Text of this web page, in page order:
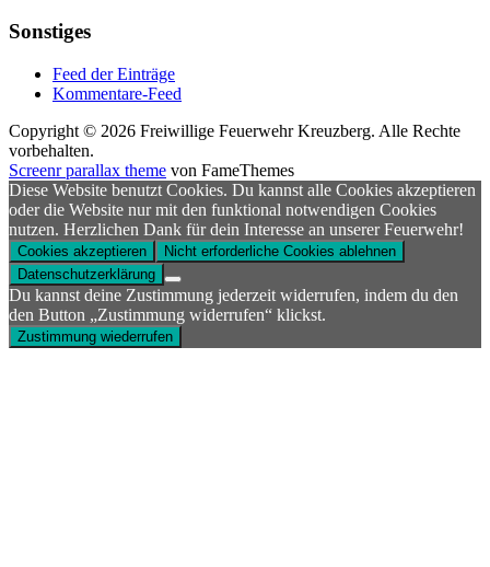
Sonstiges
Feed der Einträge
Kommentare-Feed
Copyright © 2026 Freiwillige Feuerwehr Kreuzberg. Alle Rechte
vorbehalten.
Screenr parallax theme von FameThemes
Diese Website benutzt Cookies. Du kannst alle Cookies akzeptieren
oder die Website nur mit den funktional notwendigen Cookies
nutzen. Herzlichen Dank für dein Interesse an unserer Feuerwehr!
Cookies akzeptieren
Nicht erforderliche Cookies ablehnen
Datenschutzerklärung
Du kannst deine Zustimmung jederzeit widerrufen, indem du den
den Button „Zustimmung widerrufen“ klickst.
Zustimmung wiederrufen